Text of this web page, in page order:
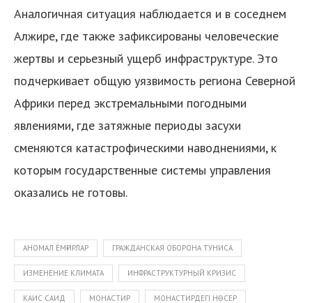
Аналогичная ситуация наблюдается и в соседнем
Алжире, где также зафиксированы человеческие
жертвы и серьезный ущерб инфраструктуре. Это
подчеркивает общую уязвимость региона Северной
Африки перед экстремальными погодными
явлениями, где затяжные периоды засухи
сменяются катастрофическими наводнениями, к
которым государственные системы управления
оказались не готовы.
АНОМАЛ ЁМҒИРЛАР ГРАЖДАНСКАЯ ОБОРОНА ТУНИСА
ИЗМЕНЕНИЕ КЛИМАТА ИНФРАСТРУКТУРНЫЙ КРИЗИС
КАИС САИД МОНАСТИР МОНАСТИРДЕГІ НӨСЕР